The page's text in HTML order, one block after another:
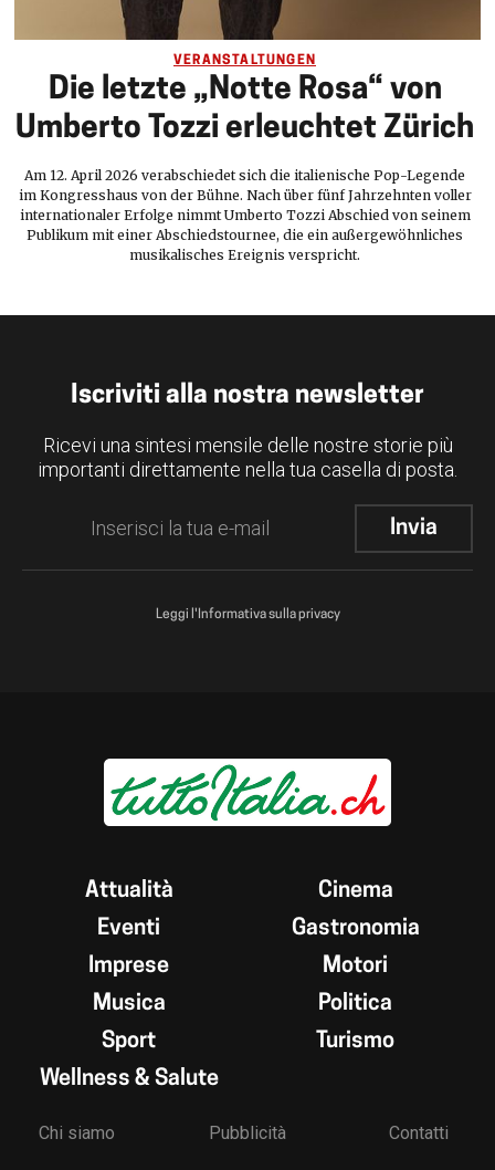
VERANSTALTUNGEN
Die letzte „Notte Rosa“ von
Umberto Tozzi erleuchtet Zürich
Am 12. April 2026 verabschiedet sich die italienische Pop-Legende
im Kongresshaus von der Bühne. Nach über fünf Jahrzehnten voller
internationaler Erfolge nimmt Umberto Tozzi Abschied von seinem
Publikum mit einer Abschiedstournee, die ein außergewöhnliches
musikalisches Ereignis verspricht.
Iscriviti alla nostra newsletter
Ricevi una sintesi mensile delle nostre storie più
importanti direttamente nella tua casella di posta.
Leggi l'Informativa sulla privacy
Attualità
Cinema
Eventi
Gastronomia
Imprese
Motori
Musica
Politica
Sport
Turismo
Wellness & Salute
Chi siamo Pubblicità Contatti